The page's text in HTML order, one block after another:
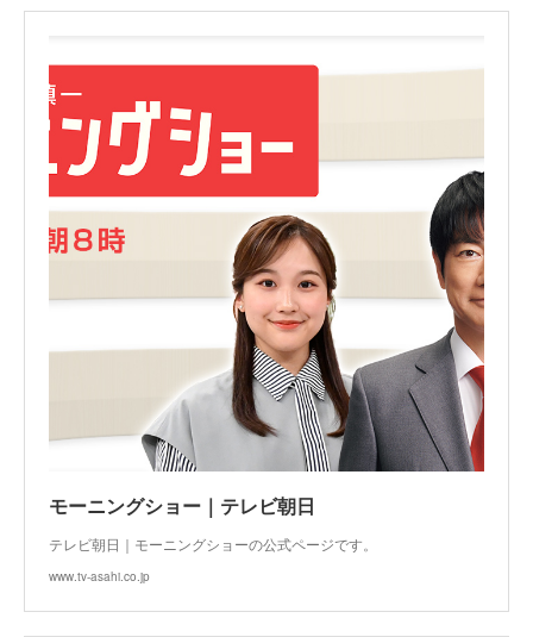
モーニングショー｜テレビ朝日
テレビ朝日｜モーニングショーの公式ページです。
www.tv-asahi.co.jp